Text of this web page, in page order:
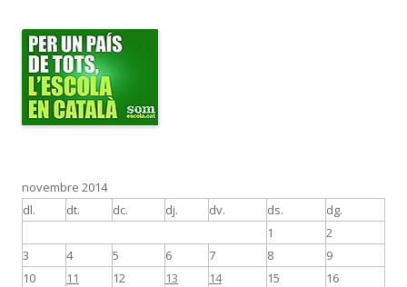
novembre 2014
dl.
dt. dc. dj. dv. ds. dg.
1
2
3
4 5 6 7 8
9
10
11 12 13 14 15
16